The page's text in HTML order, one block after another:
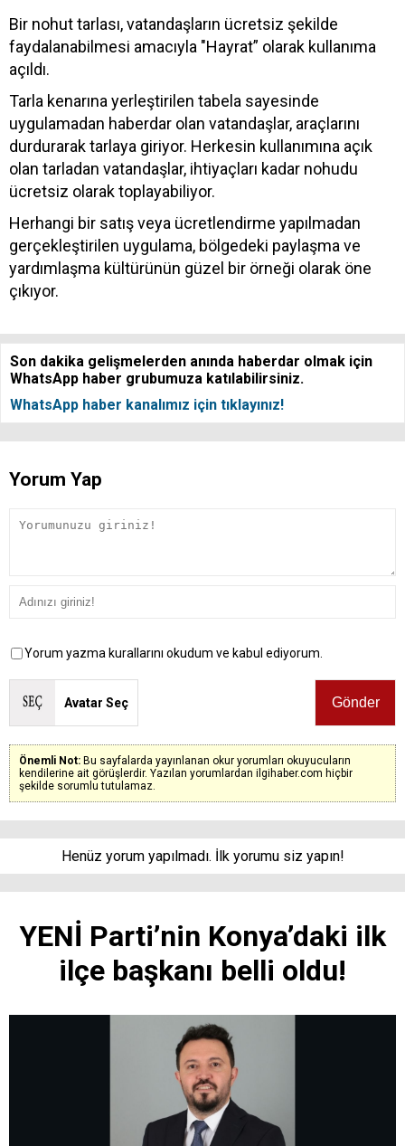
Bir nohut tarlası, vatandaşların ücretsiz şekilde
faydalanabilmesi amacıyla "Hayrat” olarak kullanıma
açıldı.
Tarla kenarına yerleştirilen tabela sayesinde
uygulamadan haberdar olan vatandaşlar, araçlarını
durdurarak tarlaya giriyor. Herkesin kullanımına açık
olan tarladan vatandaşlar, ihtiyaçları kadar nohudu
ücretsiz olarak toplayabiliyor.
Herhangi bir satış veya ücretlendirme yapılmadan
gerçekleştirilen uygulama, bölgedeki paylaşma ve
yardımlaşma kültürünün güzel bir örneği olarak öne
çıkıyor.
Son dakika gelişmelerden anında haberdar olmak için
WhatsApp haber grubumuza katılabilirsiniz.
WhatsApp haber kanalımız için tıklayınız!
Yorum Yap
Yorum yazma kurallarını okudum ve kabul ediyorum.
Avatar Seç
Önemli Not: Bu sayfalarda yayınlanan okur yorumları okuyucuların
kendilerine ait görüşlerdir. Yazılan yorumlardan ilgihaber.com hiçbir
şekilde sorumlu tutulamaz.
Henüz yorum yapılmadı. İlk yorumu siz yapın!
YENİ Parti’nin Konya’daki ilk
ilçe başkanı belli oldu!